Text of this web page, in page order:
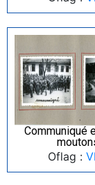
Communiqué
Oflag :